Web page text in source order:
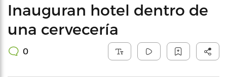
Inauguran hotel dentro de
una cervecería
0